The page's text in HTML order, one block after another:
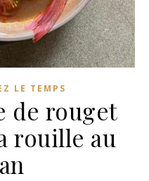
LE TEMPS
de rouget
rouille au